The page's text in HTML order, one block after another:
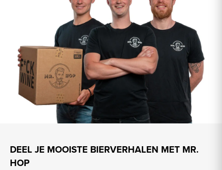
DEEL JE MOOISTE BIERVERHALEN MET MR.
HOP